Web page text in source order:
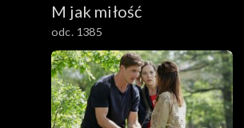
M jak miłość
odc. 1385